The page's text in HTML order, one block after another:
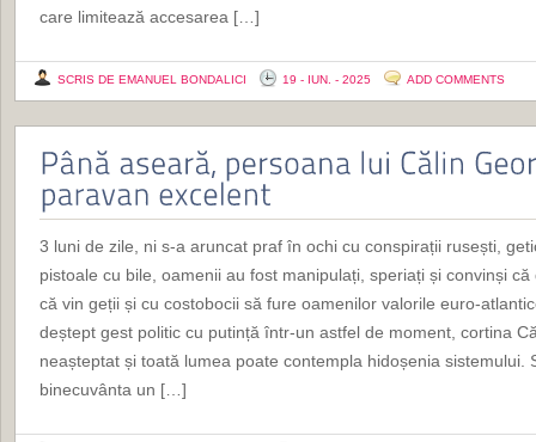
care limitează accesarea […]
SCRIS DE EMANUEL BONDALICI 19 - IUN. - 2025 ADD COMMENTS
3 luni de zile, ni s-a aruncat praf în ochi cu conspirații rusești,
pistoale cu bile, oamenii au fost manipulați, speriați și convinși
că vin geții și cu costobocii să fure oamenilor valorile euro-
deștept gest politic cu putință într-un astfel de moment, cortina
neașteptat și toată lumea poate contempla hidoșenia sistemului.
binecuvânta un […]